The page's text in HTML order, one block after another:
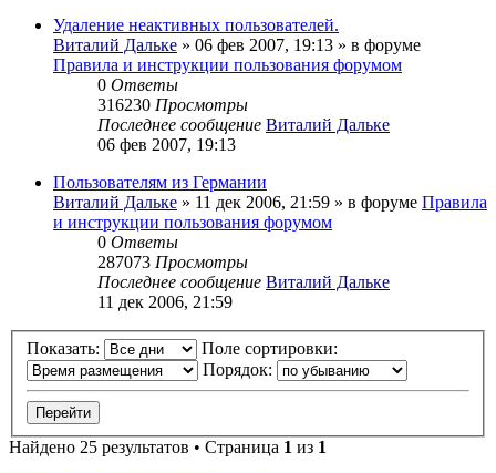
Удаление неактивных пользователей.
Виталий Дальке » 06 фев 2007, 19:13 » в форуме
Правила и инструкции пользования форумом
0 Ответы
316230 Просмотры
Последнее сообщение Виталий Дальке
06 фев 2007, 19:13
Пользователям из Германии
Виталий Дальке » 11 дек 2006, 21:59 » в форуме Правила
и инструкции пользования форумом
0 Ответы
287073 Просмотры
Последнее сообщение Виталий Дальке
11 дек 2006, 21:59
Показать:
Поле сортировки:
Порядок:
Найдено 25 результатов • Страница 1 из 1